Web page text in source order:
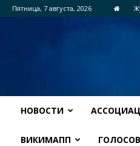
Пятница, 7 августа, 2026
НОВОСТИ
ВИКИМАПП